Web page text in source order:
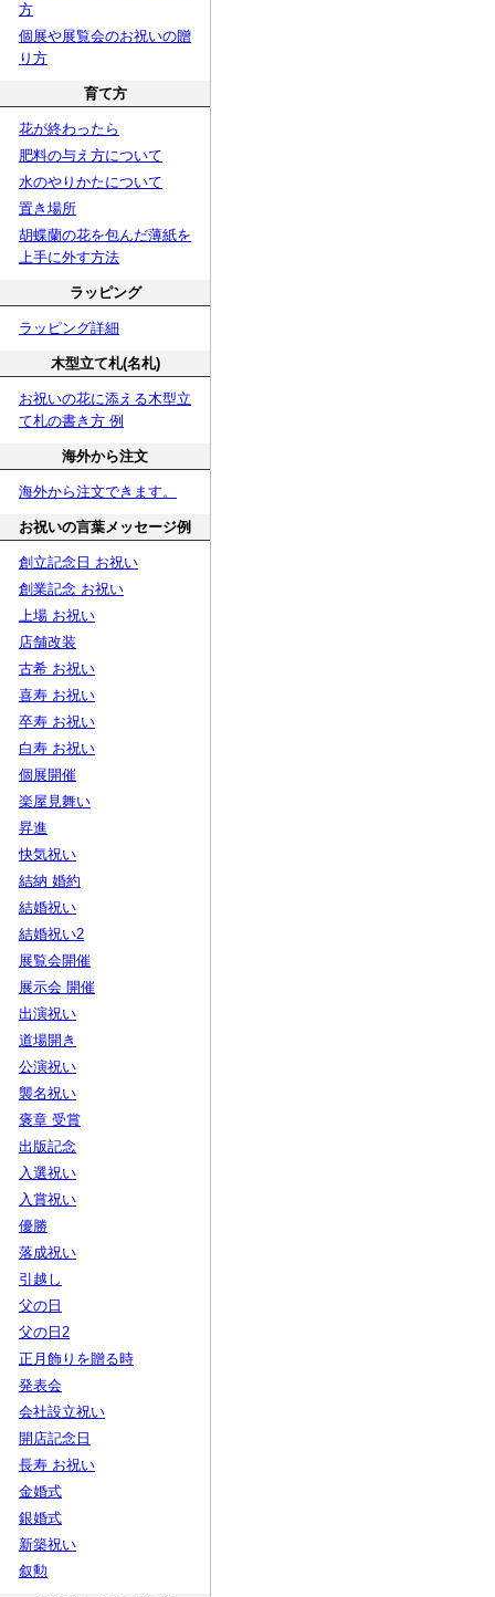
方
個展や展覧会のお祝いの贈
り方
育て方
花が終わったら
肥料の与え方について
水のやりかたについて
置き場所
胡蝶蘭の花を包んだ薄紙を
上手に外す方法
ラッピング
ラッピング詳細
木型立て札(名札)
お祝いの花に添える木型立
て札の書き方 例
海外から注文
海外から注文できます。
お祝いの言葉メッセージ例
創立記念日 お祝い
創業記念 お祝い
上場 お祝い
店舗改装
古希 お祝い
喜寿 お祝い
卒寿 お祝い
白寿 お祝い
個展開催
楽屋見舞い
昇進
快気祝い
結納 婚約
結婚祝い
結婚祝い2
展覧会開催
展示会 開催
出演祝い
道場開き
公演祝い
襲名祝い
褒章 受賞
出版記念
入選祝い
入賞祝い
優勝
落成祝い
引越し
父の日
父の日2
正月飾りを贈る時
発表会
会社設立祝い
開店記念日
長寿 お祝い
金婚式
銀婚式
新築祝い
叙勲